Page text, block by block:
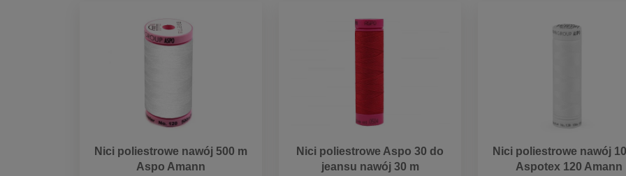
Nici poliestrowe nawój 500 m
Aspo Amann
Nici poliestrowe Aspo 30 do
jeansu nawój 30 m
Nici poliestrowe nawój
Aspotex 120 Amann